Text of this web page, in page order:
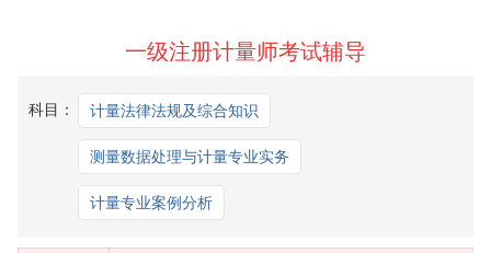
一级注册计量师考试辅导
科目： 计量法律法规及综合知识
测量数据处理与计量专业实务
计量专业案例分析